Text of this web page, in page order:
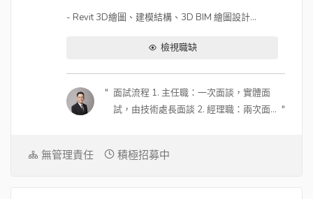
- Revit 3D繪圖、建模結構、3D BIM 繪圖設計...
檢視職缺
面試流程 1. 主任職：一次面談，實體面
試，由技術處長面談 2. 經理職：兩次面
3. 可能會在面試中進行測驗，看人選狀
無管理責任 積極招募中